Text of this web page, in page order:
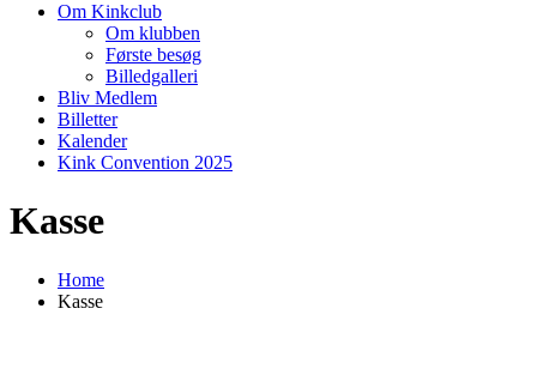
Om Kinkclub
Om klubben
Første besøg
Billedgalleri
Bliv Medlem
Billetter
Kalender
Kink Convention 2025
Kasse
Home
Kasse